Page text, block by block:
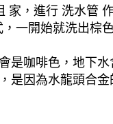
，進行 洗水管
一開始就洗出
咖啡色，地下
因為水龍頭合